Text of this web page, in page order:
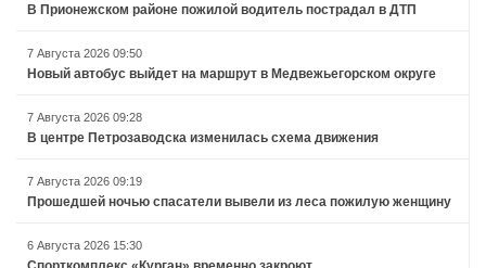
В Прионежском районе пожилой водитель пострадал в ДТП
7 Августа 2026 09:50
Новый автобус выйдет на маршрут в Медвежьегорском округе
7 Августа 2026 09:28
В центре Петрозаводска изменилась схема движения
7 Августа 2026 09:19
Прошедшей ночью спасатели вывели из леса пожилую женщину
6 Августа 2026 15:30